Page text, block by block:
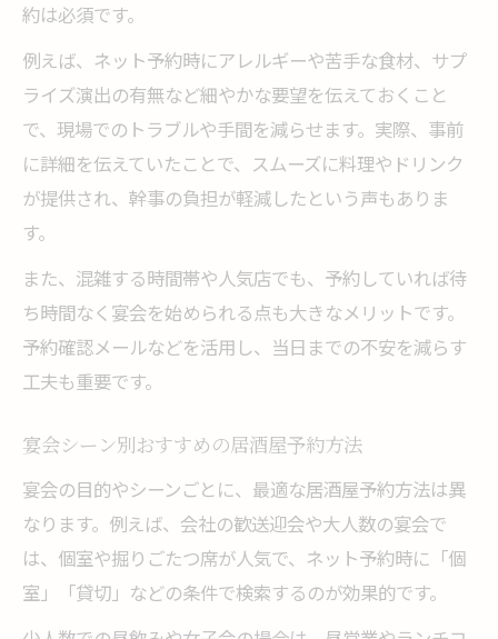
約は必須です。
例えば、ネット予約時にアレルギーや苦手な食材、サプ
ライズ演出の有無など細やかな要望を伝えておくこと
で、現場でのトラブルや手間を減らせます。実際、事前
に詳細を伝えていたことで、スムーズに料理やドリンク
が提供され、幹事の負担が軽減したという声もありま
す。
また、混雑する時間帯や人気店でも、予約していれば待
ち時間なく宴会を始められる点も大きなメリットです。
予約確認メールなどを活用し、当日までの不安を減らす
工夫も重要です。
宴会シーン別おすすめの居酒屋予約方法
宴会の目的やシーンごとに、最適な居酒屋予約方法は異
なります。例えば、会社の歓送迎会や大人数の宴会で
は、個室や掘りごたつ席が人気で、ネット予約時に「個
室」「貸切」などの条件で検索するのが効果的です。